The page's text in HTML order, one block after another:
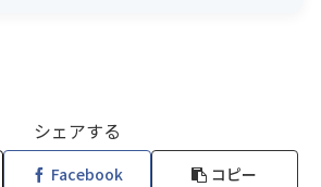
シェアする
Facebook コピー